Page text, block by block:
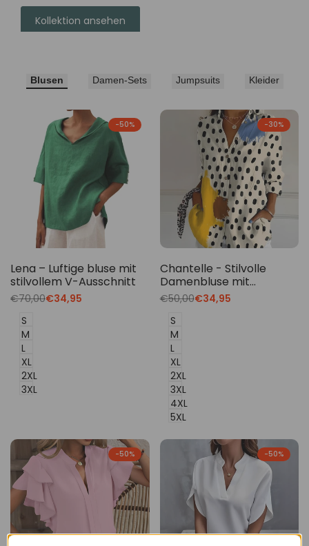
Kollektion ansehen
Blusen Damen-Sets Jumpsuits Kleider
-50%
Lena – Luftige bluse mit
stilvollem V-Ausschnitt
Translation
de.products.product.price.regular_price
€70,00Translation
de.products.product.price.sale_price
€34,95
S
M
L
XL
2XL
3XL
-30%
Chantelle - Stilvolle
Damenbluse mit
Knopfleiste
Translation
€50,00Translation
€34,95
S
M
L
XL
2XL
3XL
4XL
5XL
-50% -50%